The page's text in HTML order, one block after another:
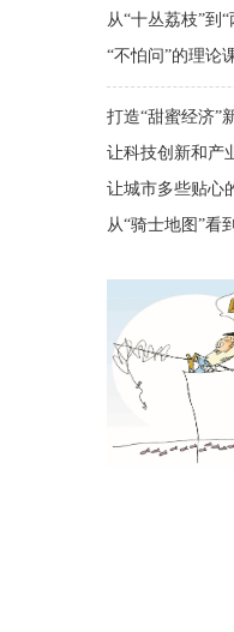
从“十丛荔枝”到
“不怕问”的理论
打造“甜蜜经济”
让科技创新和产
让城市多些贴心
从“骑士地图”看